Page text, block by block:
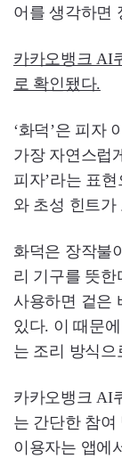
어를 생각하면
카카오뱅크 AI
로 확인됐다.
‘화덕’은 피자
가장 자연스럽
피자’라는 표
와 초성 힌트가
화덕은 장작불
리 기구를 뜻한
사용하면 겉은
있다. 이 때문
는 조리 방식으
카카오뱅크 AI
는 간단한 참여
이용자는 앱에